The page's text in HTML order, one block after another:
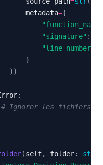
metadata
={
"function_name"
"signature" :
"line_number"
}
) )
:
# Ignorer les fichiers
(self, folder: str